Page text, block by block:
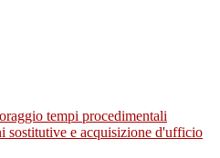
tempi procedimentali
sostitutive e acquisizione d'ufficio